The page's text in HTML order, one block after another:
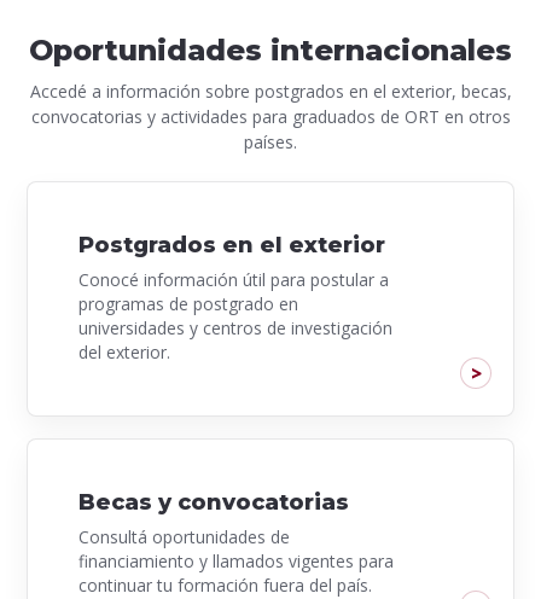
Oportunidades internacionales
Accedé a información sobre postgrados en el exterior, becas,
convocatorias y actividades para graduados de ORT en otros
países.
Postgrados en el exterior
Conocé información útil para postular a
programas de postgrado en
universidades y centros de investigación
del exterior.
Becas y convocatorias
Consultá oportunidades de
financiamiento y llamados vigentes para
continuar tu formación fuera del país.